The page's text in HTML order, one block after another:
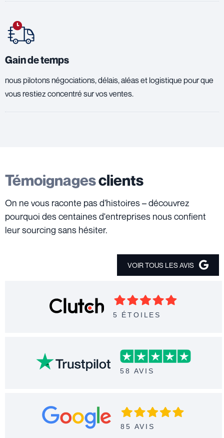
Gain de temps
nous pilotons négociations, délais, aléas et logistique pour que
vous restiez concentré sur vos ventes.
Témoignagesclients
On ne vous raconte pas d’histoires – découvrez
pourquoi des centaines d'entreprises nous confient
leur sourcing sans hésiter.
VOIR TOUS LES AVIS
5 ÉTOILES
58 AVIS
85 AVIS